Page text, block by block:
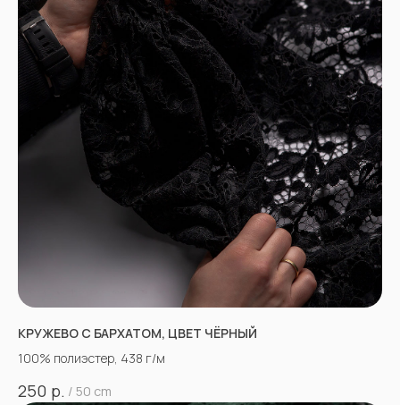
КРУЖЕВО С БАРХАТОМ, ЦВЕТ ЧЁРНЫЙ
100% полиэстер, 438 г/м
250 р. / 50 cm